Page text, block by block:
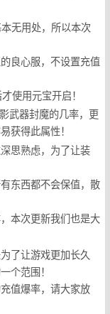
无用处，所以本次
良心服，不设置充值
用元宝开启！
武器封魔的几率，更
获得此属性！
思熟虑，为了让装
东西都不会保值，散
本次更新我们也是大
了让游戏更加长久
个范围！
值爆率，请大家放